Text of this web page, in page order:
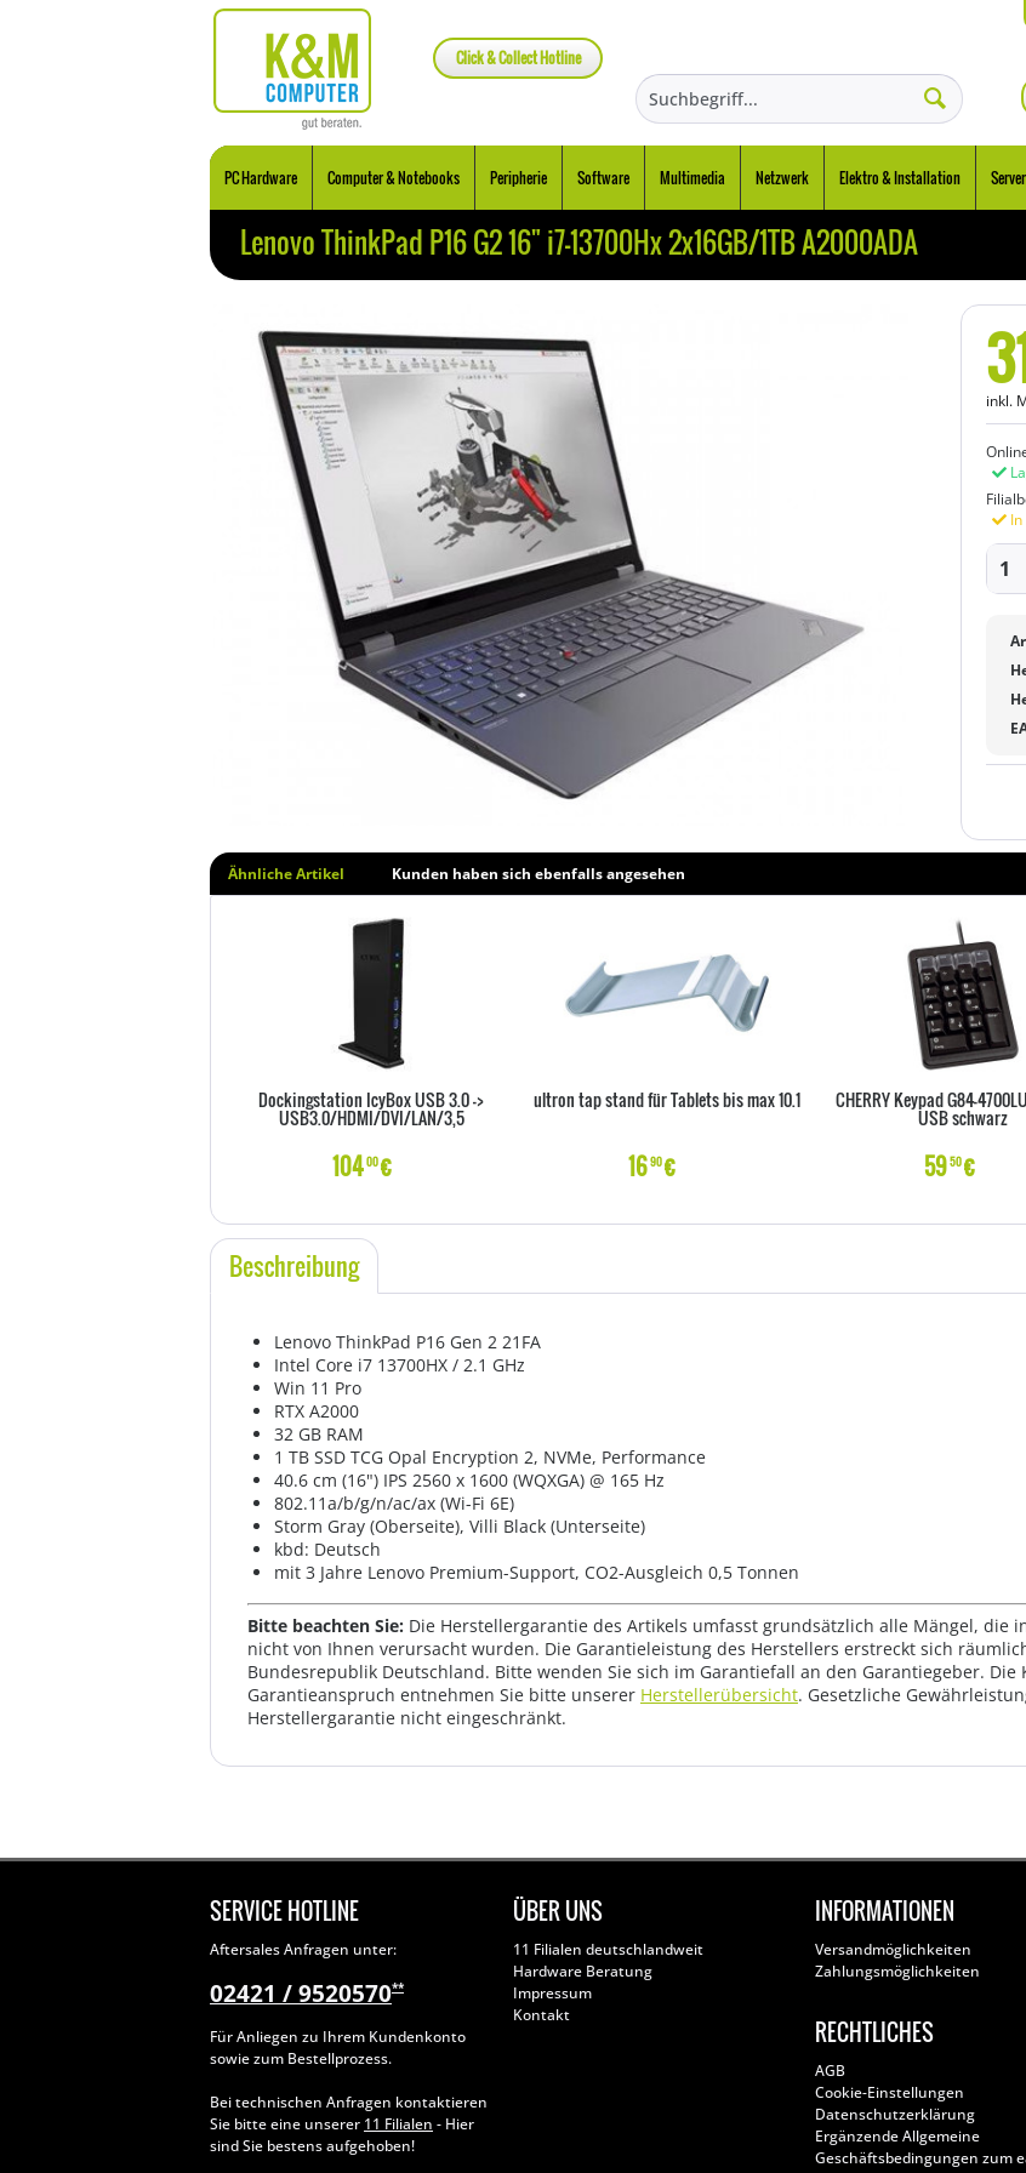
Click & Collect Hotline
PC Hardware Computer & Notebooks Peripherie Software Multimedia Netzwerk Elektro & Installation
Lenovo ThinkPad P16 G2 16" i7-13700Hx 2x16GB/1TB A2000ADA
inkl.
In
Ähnliche Artikel Kunden haben sich ebenfalls angesehen
Dockingstation IcyBox USB 3.0 ->
USB3.0/HDMI/DVI/LAN/3,5
10400€
ultron tap stand für Tablets bis max 10.1
1690€
CHERRY Keypad G84-
USB schwarz
5950€
Beschreibung
Lenovo ThinkPad P16 Gen 2 21FA
Intel Core i7 13700HX / 2.1 GHz
Win 11 Pro
RTX A2000
32 GB RAM
1 TB SSD TCG Opal Encryption 2, NVMe, Performance
40.6 cm (16") IPS 2560 x 1600 (WQXGA) @ 165 Hz
802.11a/b/g/n/ac/ax (Wi-Fi 6E)
Storm Gray (Oberseite), Villi Black (Unterseite)
kbd: Deutsch
mit 3 Jahre Lenovo Premium-Support, CO2-Ausgleich 0,5 Tonnen
Bitte beachten Sie: Die Herstellergarantie des Artikels umfasst grundsätzlich alle Mängel, die
nicht von Ihnen verursacht wurden. Die Garantieleistung des Herstellers erstreckt sich
Bundesrepublik Deutschland. Bitte wenden Sie sich im Garantiefall an den Garantiegeber.
Garantieanspruch entnehmen Sie bitte unserer Herstellerübersicht. Gesetzliche
Herstellergarantie nicht eingeschränkt.
SERVICE HOTLINE
Aftersales Anfragen unter:
02421 / 9520570**
Für Anliegen zu Ihrem Kundenkonto
sowie zum Bestellprozess.
Bei technischen Anfragen kontaktieren
Sie bitte eine unserer 11 Filialen - Hier
sind Sie bestens aufgehoben!
ÜBER UNS
11 Filialen deutschlandweit
Hardware Beratung
Impressum
Kontakt
INFORMATIONEN
Versandmöglichkeiten
Zahlungsmöglichkeiten
RECHTLICHES
AGB
Cookie-Einstellungen
Datenschutzerklärung
Ergänzende Allgemeine
Geschäftsbedingungen zum